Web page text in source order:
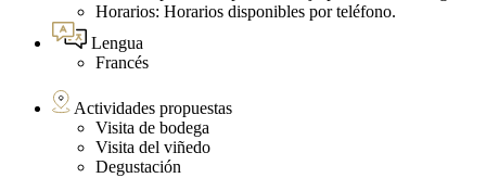
Horarios: Horarios disponibles por teléfono.
Lengua
Francés
Actividades propuestas
Visita de bodega
Visita del viñedo
Degustación